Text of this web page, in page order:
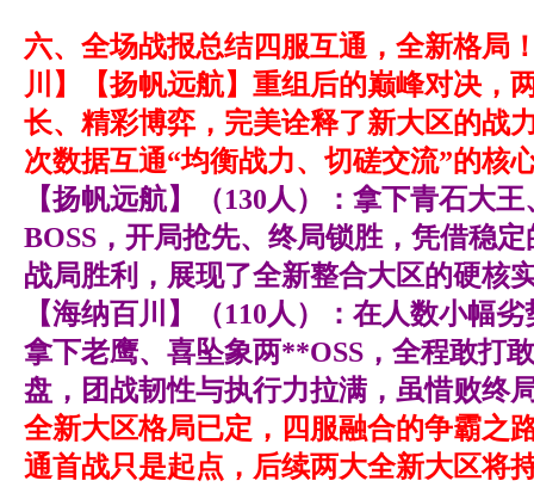
六、全场战报总结四服互通，全新格局
川】【扬帆远航】重组后的巅峰对决，
长、精彩博弈，完美诠释了新大区的战
次数据互通“均衡战力、切磋交流”的核
【扬帆远航】（130人）：拿下青石大
BOSS，开局抢先、终局锁胜，凭借稳
战局胜利，展现了全新整合大区的硬核
【海纳百川】（110人）：在人数小幅
拿下老鹰、喜坠象两**OSS，全程敢打
盘，团战韧性与执行力拉满，虽惜败终
全新大区格局已定，四服融合的争霸之
通首战只是起点，后续两大全新大区将